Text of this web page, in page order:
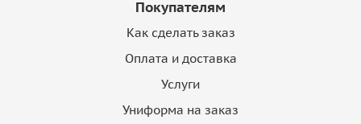
Покупателям
Как сделать заказ
Оплата и доставка
Услуги
Униформа на заказ